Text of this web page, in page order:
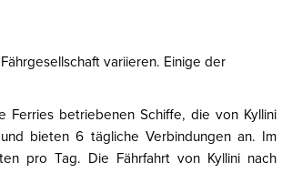
variieren. Einige der
Ferries betriebenen Schiffe, die von Kyllini
bieten 6 tägliche Verbindungen an. Im
pro Tag. Die Fährfahrt von Kyllini nach